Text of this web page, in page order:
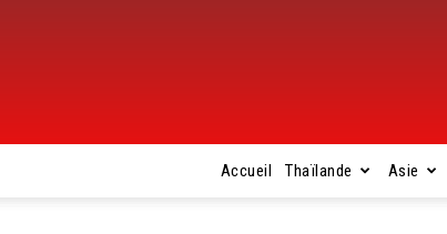
Accueil Thaïlande Asie